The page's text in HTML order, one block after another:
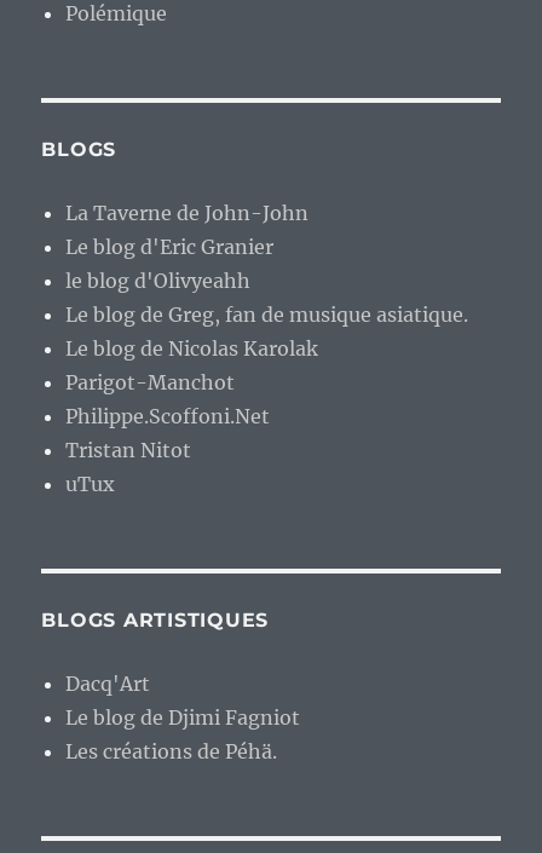
Polémique
BLOGS
La Taverne de John-John
Le blog d'Eric Granier
le blog d'Olivyeahh
Le blog de Greg, fan de musique asiatique.
Le blog de Nicolas Karolak
Parigot-Manchot
Philippe.Scoffoni.Net
Tristan Nitot
uTux
BLOGS ARTISTIQUES
Dacq'Art
Le blog de Djimi Fagniot
Les créations de Péhä.